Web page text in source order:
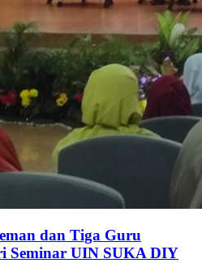
dan Tiga Guru
Seminar UIN SUKA DIY